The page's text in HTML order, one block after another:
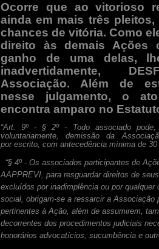
Ocorre que ao vitorioso
ainda em mais três pleitos,
chances de vitória. Como
direito às demais Ações
ganho de uma delas,
inadvertidamente,
Associação. Além de
nesse julgamento, o
encontra amparo no
“Art. 9º - § 2º - Todo associado pode,
voluntariamente, demissão da
por escrito, com antecedência mínima de 30
“§ 4º - Os associados participantes de
AAPPREVI, para resguardar direitos de
excluídos por inadimplência ou por qualquer
social, obrigam-se a ressarcir a Associação
pertinentes à Ação, além de assumirem,
decorrentes dos procedimentos judiciais
honorários advocatícios, sucumbência e